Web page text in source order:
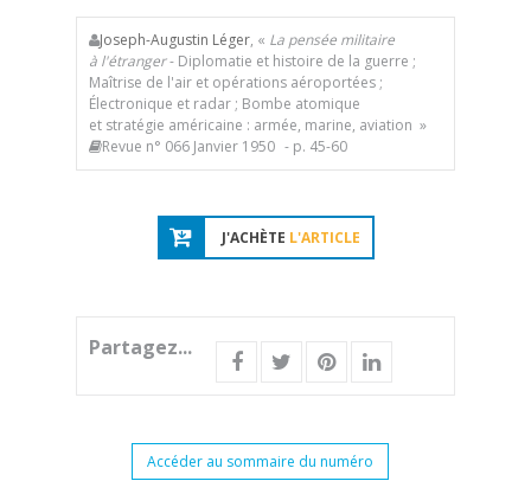
Joseph-Augustin Léger, « La pensée militaire
à l'étranger- Diplomatie et histoire de la guerre ;
Maîtrise de l'air et opérations aéroportées ;
Électronique et radar ; Bombe atomique
et stratégie américaine : armée, marine, aviation »
Revue n° 066 Janvier 1950 - p. 45-60
J'ACHÈTE L'ARTICLE
Partagez...
Accéder au sommaire du numéro